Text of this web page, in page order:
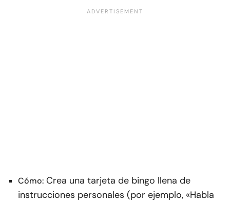
Cómo: Crea una tarjeta de bingo llena de
instrucciones personales (por ejemplo, «Habla